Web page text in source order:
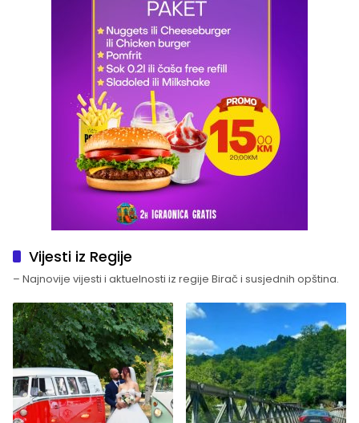
Vijesti iz Regije
– Najnovije vijesti i aktuelnosti iz regije Birač i susjednih opština.